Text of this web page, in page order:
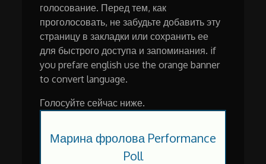
голосование. Перед тем, как
проголосовать, не забудьте добавить эту
страницу в закладки или сохранить ее
для быстрого доступа и запоминания. if
you prefare english use the orange banner
to convert language.
Голосуйте сейчас ниже.
Марина фролова Performance
Poll